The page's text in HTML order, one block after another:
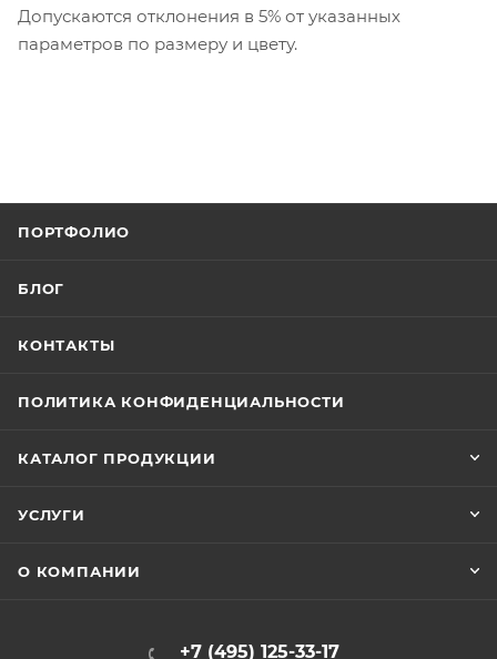
Допускаются отклонения в 5% от указанных
параметров по размеру и цвету.
ПОРТФОЛИО
БЛОГ
КОНТАКТЫ
ПОЛИТИКА КОНФИДЕНЦИАЛЬНОСТИ
КАТАЛОГ ПРОДУКЦИИ
УСЛУГИ
О КОМПАНИИ
+7 (495) 125-33-17